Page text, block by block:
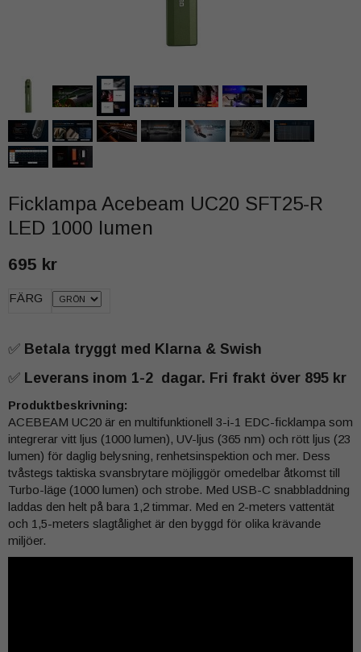
Ficklampa Acebeam UC20 SFT25-R
LED 1000 lumen
695 kr
FÄRG
✅ Betala tryggt med Klarna & Swish
✅ Leverans inom 1-2 dagar. Fri frakt över 895 kr
Produktbeskrivning:
ACEBEAM UC20 är en multifunktionell 3-i-1 EDC-ficklampa som
integrerar vitt ljus (1000 lumen), UV-ljus (365 nm) och rött ljus (23
lumen) för daglig belysning, renhetsinspektion och mer. Dess
tvåstegs taktiska svansbrytare möjliggör omedelbar åtkomst till
Turbo-läge (1000 lumen) och strobe. Med USB-C snabbladdning
laddas den helt på bara 1,2 timmar. Med en 2-meters vattentät
och 1,5-meters slagtålighet är den byggd för olika krävande
miljöer.